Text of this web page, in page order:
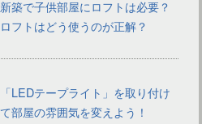
新築で子供部屋にロフトは必要？
ロフトはどう使うのが正解？
「LEDテープライト」を取り付け
て部屋の雰囲気を変えよう！